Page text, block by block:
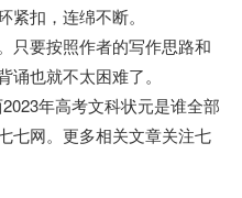
扣，连绵不断。
只要按照作者的写作思路和
也就不太困难了。
年高考文科状元是谁全部
七网。更多相关文章关注七